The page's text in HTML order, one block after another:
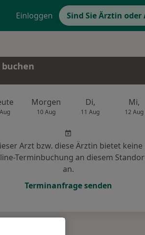
Einloggen Sind Sie Ärztin oder
Morgen
10 Aug
Di,
11 Aug
Mi,
12 Aug
Arzt bzw. diese Ärztin bietet keine
Terminbuchung an diesem
an.
Terminanfrage senden